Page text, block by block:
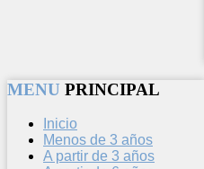
MENU PRINCIPAL
Inicio
Menos de 3 años
A partir de 3 años